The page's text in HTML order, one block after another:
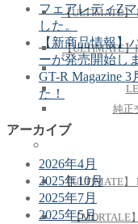
【ULTIMATE】
【ULTIMATE】
純正
【ULTIMATE】
【MORTALE
フェアレディZ
した。
【新商品情報】
ーが発売開始し
GT-R Magazine
た！
アーカイブ
2026年4月
2025年10月
2025年7月
2025年5月